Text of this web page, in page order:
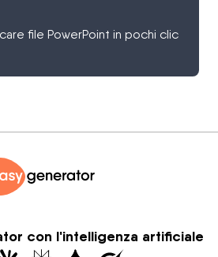
file PowerPoint in pochi clic
con l'intelligenza artificiale